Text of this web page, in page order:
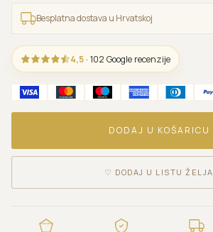
Besplatna dostava u Hrvatskoj
4,5 · 102 Google recenzije
DODAJ U KOŠARICU
♡ DODAJ U LISTU ŽELJA